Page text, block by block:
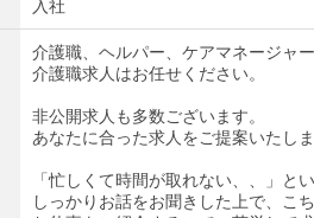
入社
介護職、ヘルパー、ケアマネージャー
介護職求人はお任せください。
非公開求人も多数ございます。
あなたに合った求人をご提案いたしま
「忙しくて時間が取れない、、」と
しっかりお話をお聞きした上で、こ